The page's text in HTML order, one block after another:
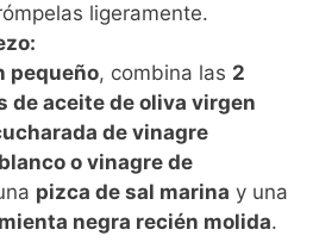
ligeramente.
pequeño, combina las 2
de aceite de oliva virgen
de vinagre
o vinagre de
pizca de sal marina y una
negra recién molida.